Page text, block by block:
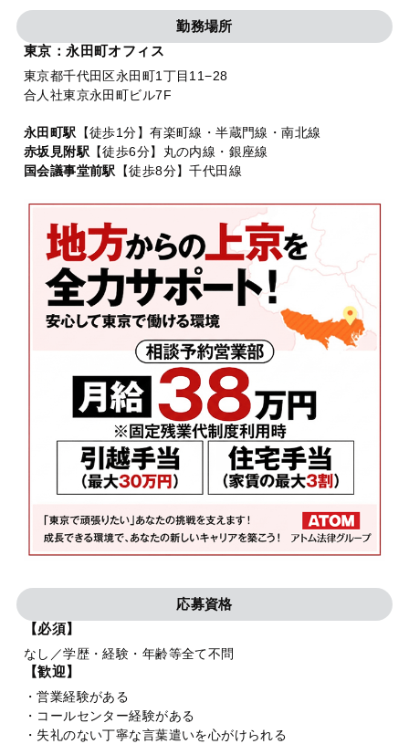
勤務場所
東京：永田町オフィス
東京都千代田区永田町1丁目11−28
合人社東京永田町ビル7F
永田町駅 【徒歩1分】有楽町線・半蔵門線・南北線
赤坂見附駅 【徒歩6分】丸の内線・銀座線
国会議事堂前駅
【徒歩8分】千代田線
応募資格
【必須】
なし／学歴・経験・年齢等全て不問
【歓迎】
・営業経験がある
・コールセンター経験がある
・失礼のない丁寧な言葉遣いを心がけられる